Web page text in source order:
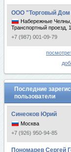
ООО "Торговый Дом
Набережные Челны,
Транспортный проезд,
+7 (987) 001-09-79
Последние
пользователи
Синеоков Юрий
Москва
+7 (926) 950-94-85
Пономарев Сергей